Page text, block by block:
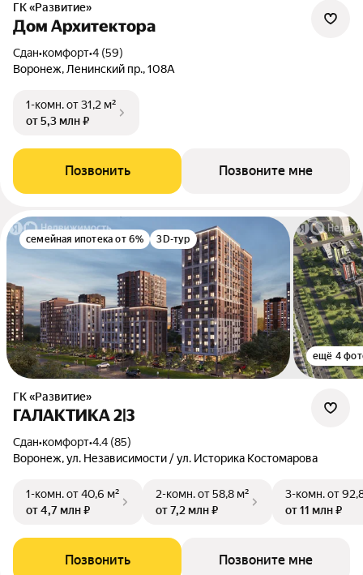
ГК «Развитие»
Дом Архитектора
Сдан•комфорт•4 (59)
Воронеж, Ленинский пр., 108А
1-комн.от 31,2 м²
от 5,3 млн ₽
Позвонить Позвоните мне
семейная ипотека от 6% 3D-тур
ещё 4
ГК «Развитие»
ГАЛАКТИКА 2|3
Сдан•комфорт•4.4 (85)
Воронеж, ул. Независимости / ул. Историка Костомарова
1-комн.от 40,6 м²
от 4,7 млн ₽
2-комн.от 58,8 м²
от 7,2 млн ₽
3-комн.от
от 11 млн ₽
Позвонить Позвоните мне